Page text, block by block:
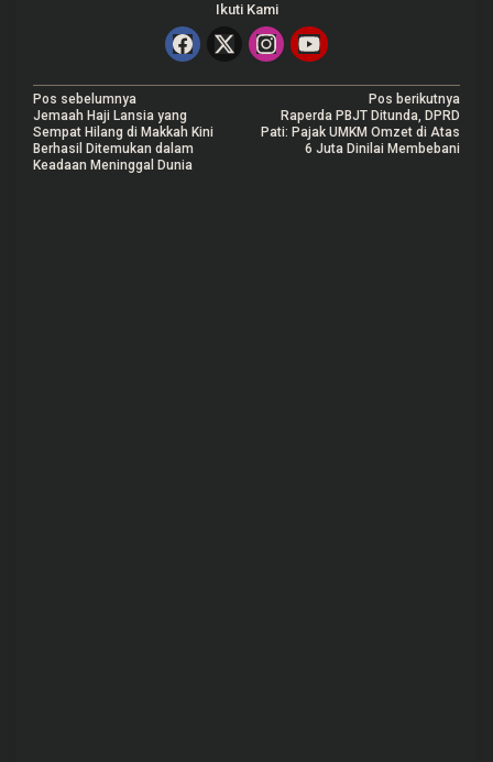
Ikuti Kami
N
a
v
Pos sebelumnya
Jemaah Haji Lansia yang
Sempat Hilang di Makkah Kini
Berhasil Ditemukan dalam
Keadaan Meninggal Dunia
Pos berikutnya
Raperda PBJT Ditunda, DPRD
Pati: Pajak UMKM Omzet di Atas
6 Juta Dinilai Membebani